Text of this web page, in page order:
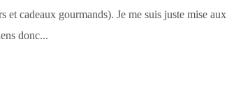
et cadeaux gourmands). Je me suis juste mise
donc...